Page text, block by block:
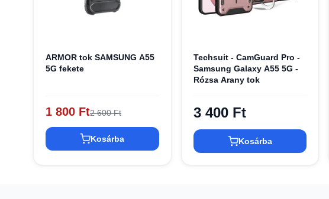
ARMOR tok SAMSUNG A55
5G fekete
1 800 Ft2 600 Ft
Kosárba
Techsuit - CamGuard Pro -
Samsung Galaxy A55 5G -
Rózsa Arany tok
3 400 Ft
Kosárba